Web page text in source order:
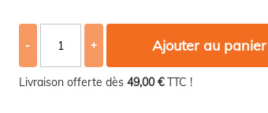
- + Ajouter au panier
Livraison offerte dès 49,00 €TTC !